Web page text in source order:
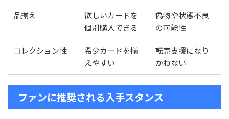
品揃え
欲しいカードを
個別購入できる
偽物や状態不良
の可能性
コレクション性
希少カードを揃
えやすい
転売支援になり
かねない
ファンに推奨される入手スタンス